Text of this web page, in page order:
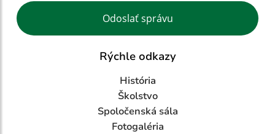
Google reCaptcha Response
Odoslať správu
Rýchle odkazy
História
Školstvo
Spoločenská sála
Fotogaléria